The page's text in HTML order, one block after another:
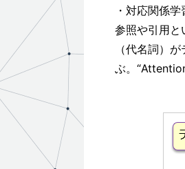
・対応関係学
参照や引用と
（代名詞）
ぶ。